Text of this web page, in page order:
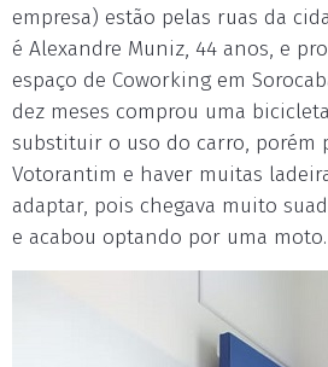
empresa) estão pelas ruas da
é Alexandre Muniz, 44 anos, e
espaço de Coworking em
dez meses comprou uma
substituir o uso do carro, porém
Votorantim e haver muitas
adaptar, pois chegava muito
e acabou optando por uma moto.